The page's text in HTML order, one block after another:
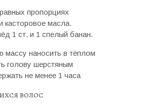
пропорциях
касторовое масла.
1 ст. и 1 спелый банан.
массу наносить в тёплом
голову шерстяным
не менее 1 часа
волос